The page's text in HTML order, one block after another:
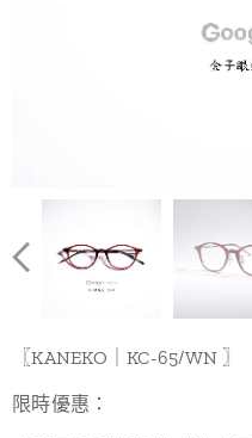
〖KANEKO｜KC-65/WN 〗
限時優惠：